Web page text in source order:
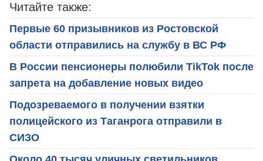
Читайте также:
Первые 60 призывников из Ростовской
области отправились на службу в ВС РФ
В России пенсионеры полюбили TikTok после
запрета на добавление новых видео
Подозреваемого в получении взятки
полицейского из Таганрога отправили в
СИЗО